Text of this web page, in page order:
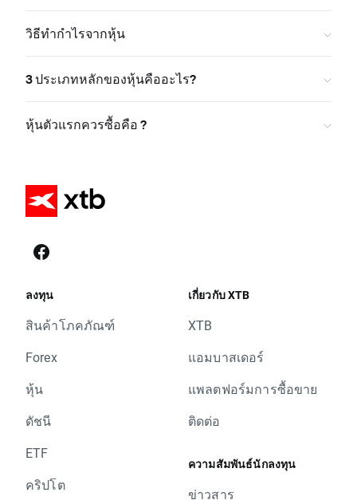
วิธีทำกำไรจากหุ้น
3 ประเภทหลักของหุ้นคืออะไร?
หุ้นตัวแรกควรซื้อคือ ?
ลงทุน
สินค้าโภคภัณฑ์
Forex
หุ้น
ดัชนี
ETF
คริปโต
เกี่ยวกับ XTB
XTB
แอมบาสเดอร์
แพลตฟอร์มการซื้อขาย
ติดต่อ
ความสัมพันธ์นักลงทุน
ข่าวสาร